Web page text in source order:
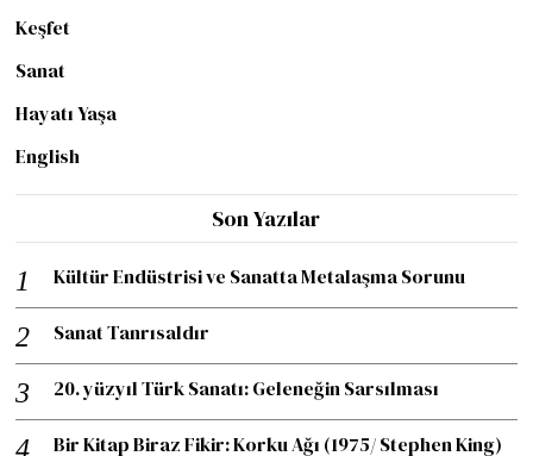
Keşfet
Sanat
Hayatı Yaşa
English
Son Yazılar
Kültür Endüstrisi ve Sanatta Metalaşma Sorunu
Sanat Tanrısaldır
20. yüzyıl Türk Sanatı: Geleneğin Sarsılması
Bir Kitap Biraz Fikir: Korku Ağı (1975/ Stephen King)